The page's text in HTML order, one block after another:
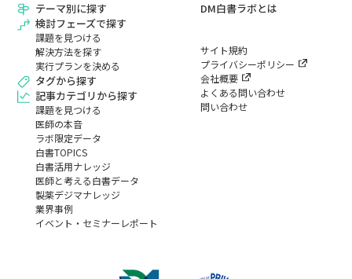
テーマ別に探す
検討フェーズで探す
課題を見つける
解決方法を探す
実行プランを決める
タグから探す
記事カテゴリから探す
課題を見つける
医師の本音
ラボ限定データ
白書TOPICS
白書活用ナレッジ
医師と考える白書データ
製薬デジマナレッジ
業界事例
イベント・セミナーレポート
DM白書ラボとは
サイト規約
プライバシーポリシー
会社概要
よくある問い合わせ
問い合わせ